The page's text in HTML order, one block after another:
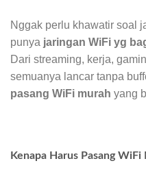
Nggak perlu khawatir soal
punya jaringan WiFi yg
Dari streaming, kerja,
semuanya lancar tanpa
pasang WiFi murah yang
Kenapa Harus Pasang WiFi